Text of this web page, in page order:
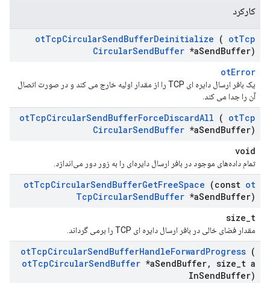
کارکرد
otTcpCircularSendBufferDeinitialize ( otTcp
CircularSendBuffer *aSendBuffer)
otError
یک بافر ارسال دایره ای TCP را از مقدار اولیه خارج می کند و در صورت اتصال
آن را جدا می کند.
otTcpCircularSendBufferForceDiscardAll ( otTcp
CircularSendBuffer *aSendBuffer)
void
تمام داده‌های موجود در بافر ارسال دایره‌ای را به زور دور می‌اندازد.
otTcpCircularSendBufferGetFreeSpace (const ot
TcpCircularSendBuffer *aSendBuffer)
size_t
مقدار فضای خالی در بافر ارسال دایره ای TCP را برمی گرداند.
otTcpCircularSendBufferHandleForwardProgress (
otTcpCircularSendBuffer *aSendBuffer, size t a
InSendBuffer)